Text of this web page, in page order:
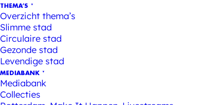
THEMA’S
Overzicht thema’s
Slimme stad
Circulaire stad
Gezonde stad
Levendige stad
MEDIABANK
Mediabank
Collecties